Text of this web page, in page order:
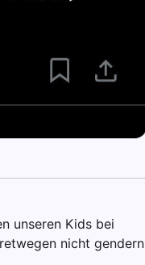
unseren Kids bei
nicht gendern